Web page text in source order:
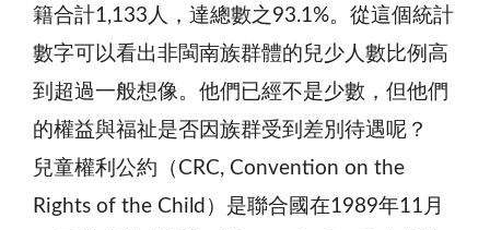
籍合計1,133人，達總數之93.1%。從這個統計
數字可以看出非閩南族群體的兒少人數比例高
到超過一般想像。他們已經不是少數，但他們
的權益與福祉是否因族群受到差別待遇呢？
兒童權利公約（CRC, Convention on the
Rights of the Child）是聯合國在1989年11月